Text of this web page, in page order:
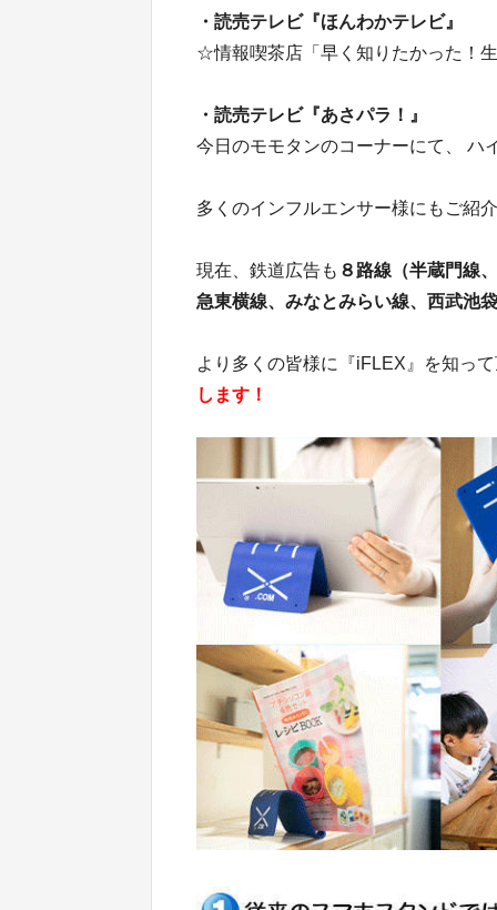
・読売テレビ『ほんわかテレビ』
☆情報喫茶店「早く知りたかった！
・読売テレビ『あさパラ！』
今日のモモタンのコーナーにて、 ハ
多くのインフルエンサー様にもご紹
現在、鉄道広告も ８路線（半蔵門線
急東横線、みなとみらい線、西武池
より多くの皆様に『iFLEX』を知っ
します！